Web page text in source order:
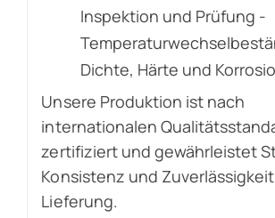
Inspektion und Prüfung -
Dichte, Härte und
Unsere Produktion ist nach
internationalen
zertifiziert und gewährleistet
Konsistenz und
Lieferung.